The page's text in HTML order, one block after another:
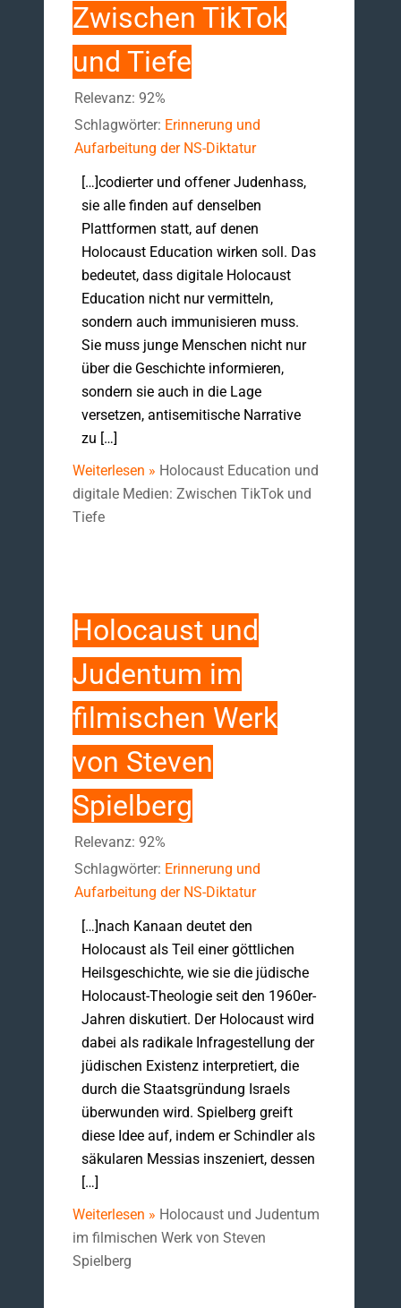
Zwischen TikTok
und Tiefe
Relevanz: 92%
Schlagwörter: Erinnerung und
Aufarbeitung der NS-Diktatur
[…]codierter und offener Judenhass,
sie alle finden auf denselben
Plattformen statt, auf denen
Holocaust Education wirken soll. Das
bedeutet, dass digitale Holocaust
Education nicht nur vermitteln,
sondern auch immunisieren muss.
Sie muss junge Menschen nicht nur
über die Geschichte informieren,
sondern sie auch in die Lage
versetzen, antisemitische Narrative
zu […]
Weiterlesen » Holocaust Education und
digitale Medien: Zwischen TikTok und
Tiefe
Holocaust und
Judentum im
filmischen Werk
von Steven
Spielberg
Relevanz: 92%
Schlagwörter: Erinnerung und
Aufarbeitung der NS-Diktatur
[…]nach Kanaan deutet den
Holocaust als Teil einer göttlichen
Heilsgeschichte, wie sie die jüdische
Holocaust-Theologie seit den 1960er-
Jahren diskutiert. Der Holocaust wird
dabei als radikale Infragestellung der
jüdischen Existenz interpretiert, die
durch die Staatsgründung Israels
überwunden wird. Spielberg greift
diese Idee auf, indem er Schindler als
säkularen Messias inszeniert, dessen
[…]
Weiterlesen » Holocaust und Judentum
im filmischen Werk von Steven
Spielberg